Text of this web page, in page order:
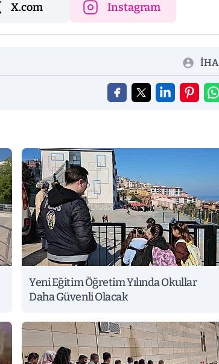
X.com Instagram
İHA
Yeni Eğitim Öğretim Yılında Okullar
Daha Güvenli Olacak